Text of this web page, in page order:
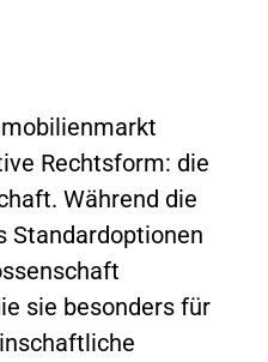
Rechtsform: die
Während die
Standardoptionen
sie besonders für